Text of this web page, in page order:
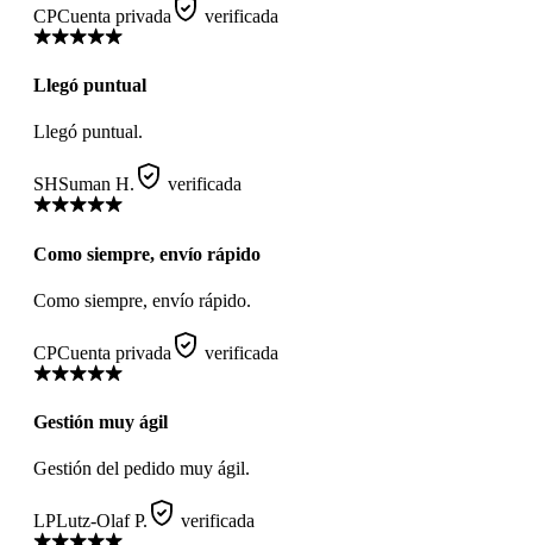
CPCuenta privada verificada
Llegó puntual
Llegó puntual.
SHSuman H. verificada
Como siempre, envío rápido
Como siempre, envío rápido.
CPCuenta privada verificada
Gestión muy ágil
Gestión del pedido muy ágil.
LPLutz-Olaf P. verificada